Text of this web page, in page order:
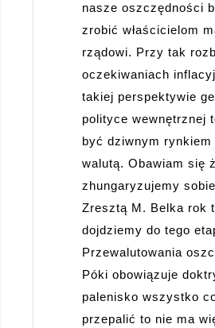
nasze oszczędności
zrobić właścicielom
rządowi. Przy tak
oczekiwaniach
takiej perspektywie
polityce wewnętrznej
być dziwnym
walutą. Obawiam się
zhungaryzujemy sobie
Zresztą M. Belka rok
dojdziemy do tego
Przewalutowania
Póki obowiązuje
palenisko wszystko
przepalić to nie ma